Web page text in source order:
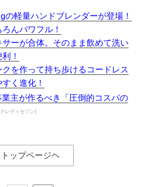
軽量ハンドブレンダーが登場！
んパワフル！
ーが合体。そのまま飲めて洗い
！
を作って持ち歩けるコードレス
く進化！
主が作るべき「圧倒的コスパの
クレディセゾン)
トップページヘ